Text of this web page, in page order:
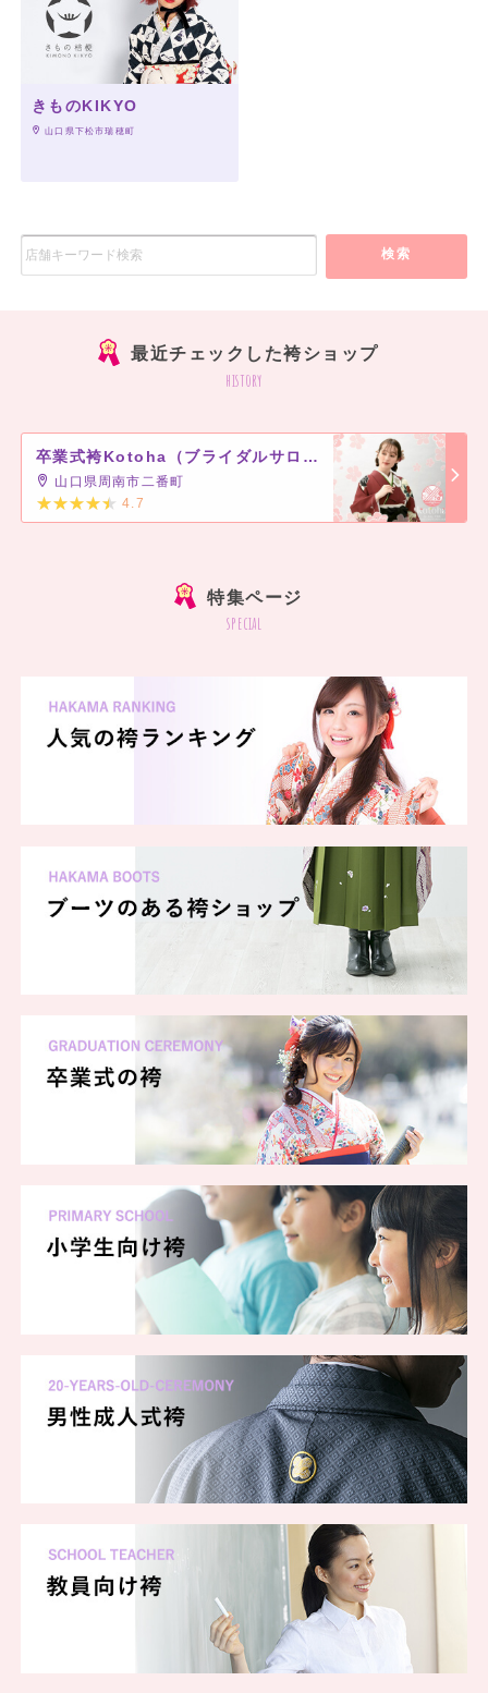
きものKIKYO
山口県下松市瑞穂町
検索
最近チェックした袴ショップ
history
卒業式袴Kotoha（ブライダルサロン寿）
山口県周南市二番町
4.7
特集ページ
special